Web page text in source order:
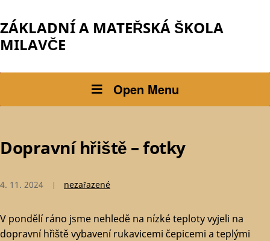
ZÁKLADNÍ A MATEŘSKÁ ŠKOLA
MILAVČE
Open Menu
Dopravní hřiště – fotky
4. 11. 2024 nezařazené
V pondělí ráno jsme nehledě na nízké teploty vyjeli na
dopravní hřiště vybavení rukavicemi čepicemi a teplými